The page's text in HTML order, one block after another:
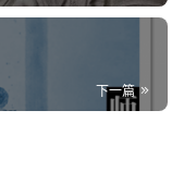
下一篇